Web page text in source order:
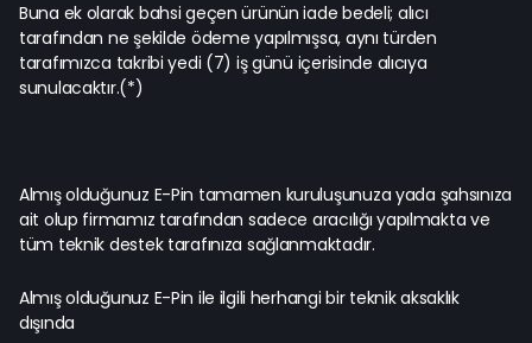
Buna ek olarak bahsi geçen ürünün iade bedeli; alıcı
tarafından ne şekilde ödeme yapılmışsa, aynı türden
tarafımızca takribi yedi (7) iş günü içerisinde alıcıya
sunulacaktır.(*)
Almış olduğunuz E-Pin tamamen kuruluşunuza yada şahsınıza
ait olup firmamız tarafından sadece aracılığı yapılmakta ve
tüm teknik destek tarafınıza sağlanmaktadır.
Almış olduğunuz E-Pin ile ilgili herhangi bir teknik aksaklık
dışında